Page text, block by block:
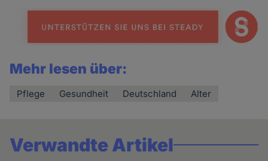
Mehr lesen über:
Pflege Gesundheit Deutschland Alter
Verwandte Artikel